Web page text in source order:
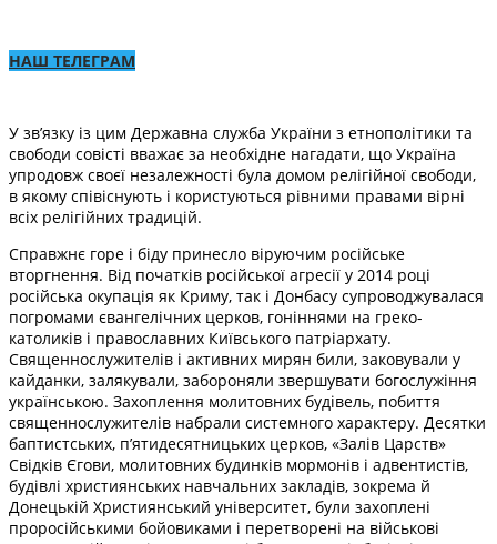
НАШ ТЕЛЕГРАМ
У зв’язку із цим Державна служба України з етнополітики та
свободи совісті вважає за необхідне нагадати, що Україна
упродовж своєї незалежності була домом релігійної свободи,
в якому співіснують і користуються рівними правами вірні
всіх релігійних традицій.
Справжнє горе і біду принесло віруючим російське
вторгнення. Від початків російської агресії у 2014 році
російська окупація як Криму, так і Донбасу супроводжувалася
погромами євангелічних церков, гоніннями на греко-
католиків і православних Київського патріархату.
Священнослужителів і активних мирян били, заковували у
кайданки, залякували, забороняли звершувати богослужіння
українською. Захоплення молитовних будівель, побиття
священнослужителів набрали системного характеру. Десятки
баптистських, п’ятидесятницьких церков, «Залів Царств»
Свідків Єгови, молитовних будинків мормонів і адвентистів,
будівлі християнських навчальних закладів, зокрема й
Донецькій Християнський університет, були захоплені
проросійськими бойовиками і перетворені на військові